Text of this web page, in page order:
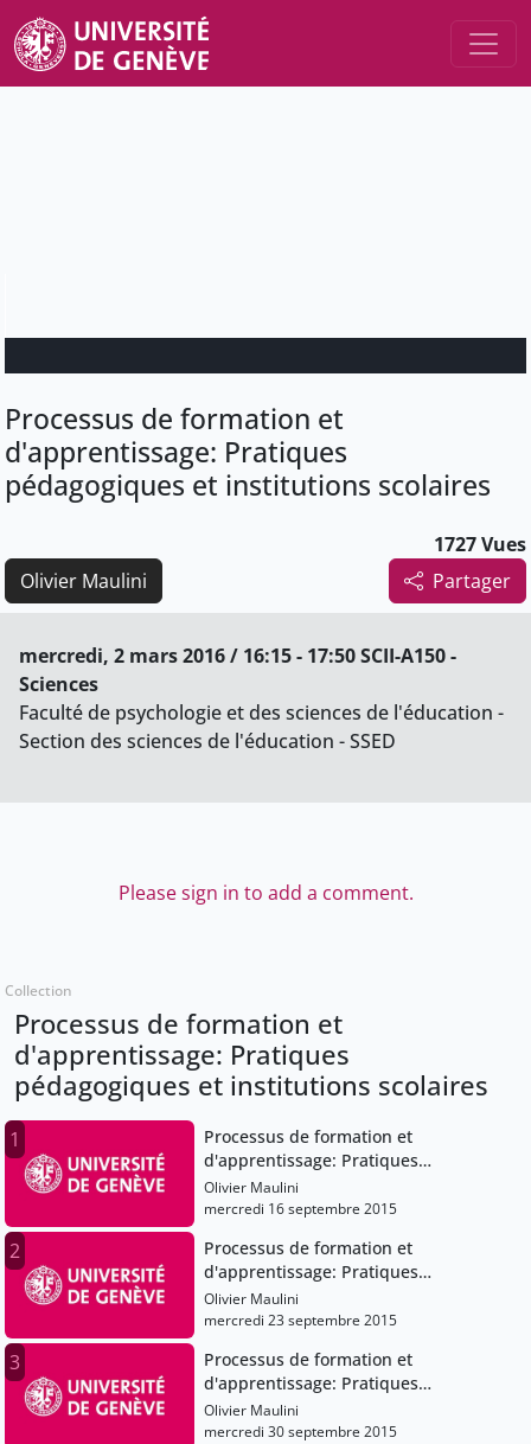
Processus de formation et
d'apprentissage: Pratiques
pédagogiques et institutions scolaires
1727 Vues
Partager
Olivier Maulini
mercredi, 2 mars 2016 / 16:15 - 17:50 SCII-A150 -
Sciences
Faculté de psychologie et des sciences de l'éducation -
Section des sciences de l'éducation - SSED
Please sign in to add a comment.
Collection
Processus de formation et
d'apprentissage: Pratiques
pédagogiques et institutions scolaires
1
Processus de formation et
d'apprentissage: Pratiques
pédagogiques et institutions scolaires
Olivier Maulini
mercredi 16 septembre 2015
2
Processus de formation et
d'apprentissage: Pratiques
pédagogiques et institutions scolaires
Olivier Maulini
mercredi 23 septembre 2015
3
Processus de formation et
d'apprentissage: Pratiques
pédagogiques et institutions scolaires
Olivier Maulini
mercredi 30 septembre 2015